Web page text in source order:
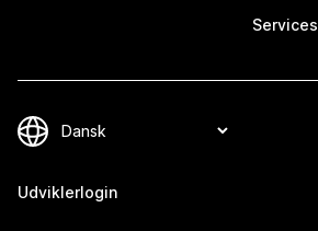
Udviklerlogin